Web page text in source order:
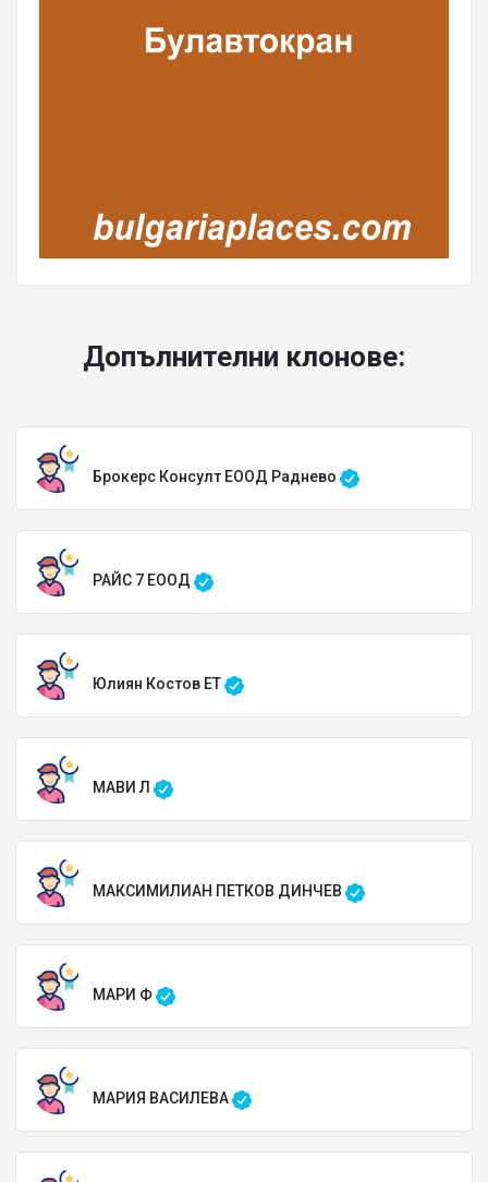
Допълнителни клонове:
Брокерс Консулт ЕООД Раднево
РАЙС 7 ЕООД
Юлиян Костов ЕТ
МАВИ Л
МАКСИМИЛИАН ПЕТКОВ ДИНЧЕВ
МАРИ Ф
МАРИЯ ВАСИЛЕВА